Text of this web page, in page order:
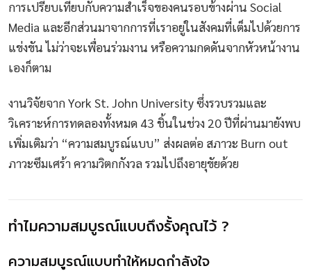
การเปรียบเทียบกับความสำเร็จของคนรอบข้างผ่าน Social
Media และอีกส่วนมาจากการที่เราอยู่ในสังคมที่เต็มไปด้วยการ
แข่งขัน ไม่ว่าจะเพื่อนร่วมงาน หรือความกดดันจากหัวหน้างาน
เองก็ตาม
งานวิจัยจาก York St. John University ซึ่งรวบรวมและ
วิเคราะห์การทดลองทั้งหมด 43 ชิ้นในช่วง 20 ปีที่ผ่านมายังพบ
เพิ่มเติมว่า “ความสมบูรณ์แบบ” ส่งผลต่อ สภาวะ Burn out
ภาวะซึมเศร้า ความวิตกกังวล รวมไปถึงอายุขัยด้วย
ทำไมความสมบูรณ์แบบถึงรั้งคุณไว้ ?
ความสมบูรณ์แบบทำให้หมดกำลังใจ